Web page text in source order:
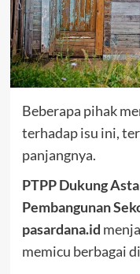
Beberapa pihak
terhadap isu ini,
panjangnya.
PTPP Dukung
Pembangunan
pasardana.id
memicu berbagai